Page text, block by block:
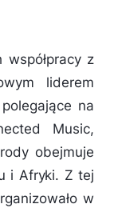
współpracy z
liderem
na
Music,
obejmuje
i Afryki. Z tej
w